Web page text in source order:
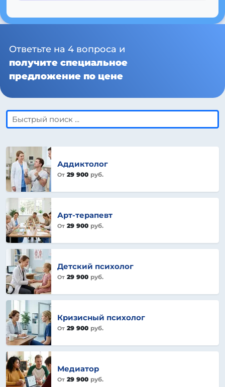
Ответьте на 4 вопроса и
получите специальное
предложение по цене
Аддиктолог
От 29 900 руб.
Арт‑терапевт
От 29 900 руб.
Детский психолог
От 29 900 руб.
Кризисный психолог
От 29 900 руб.
Медиатор
От 29 900 руб.